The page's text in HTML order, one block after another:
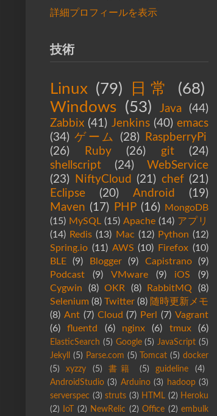
詳細プロフィールを表示
技術
Linux (79) 日常
(68)
Windows (53) Java
(44)
Zabbix (41) Jenkins (40) emacs
(34) ゲーム (28)
RaspberryPi
(26)
Ruby (26) git
(24)
shellscript
(24)
WebService
(23)
NiftyCloud (21) chef (21)
Eclipse
(20) Android
(19)
Maven (17) PHP (16) MongoDB
(15) MySQL (15) Apache (14) アプリ
(14) Redis (13) Mac (12) Python (12)
Spring.io (11) AWS (10) Firefox (10)
BLE
(9) Blogger (9) Capistrano
(9)
Podcast
(9) VMware (9) iOS
(9)
Cygwin
(8) OKR (8) RabbitMQ
(8)
Selenium (8) Twitter (8) 随時更新メモ
(8) Ant (7) Cloud (7) Perl (7) Vagrant
(6)
fluentd (6) nginx (6) tmux (6)
ElasticSearch (5) Google (5) JavaScript (5)
Jekyll
(5) Parse.com (5) Tomcat (5) docker
(5)
xyzzy (5) 書籍 (5) guideline
(4)
AndroidStudio (3) Arduino (3) hadoop (3)
serverspec (3) struts (3) HTML (2) Heroku
(2)
IoT (2) NewRelic (2) Office (2) embulk